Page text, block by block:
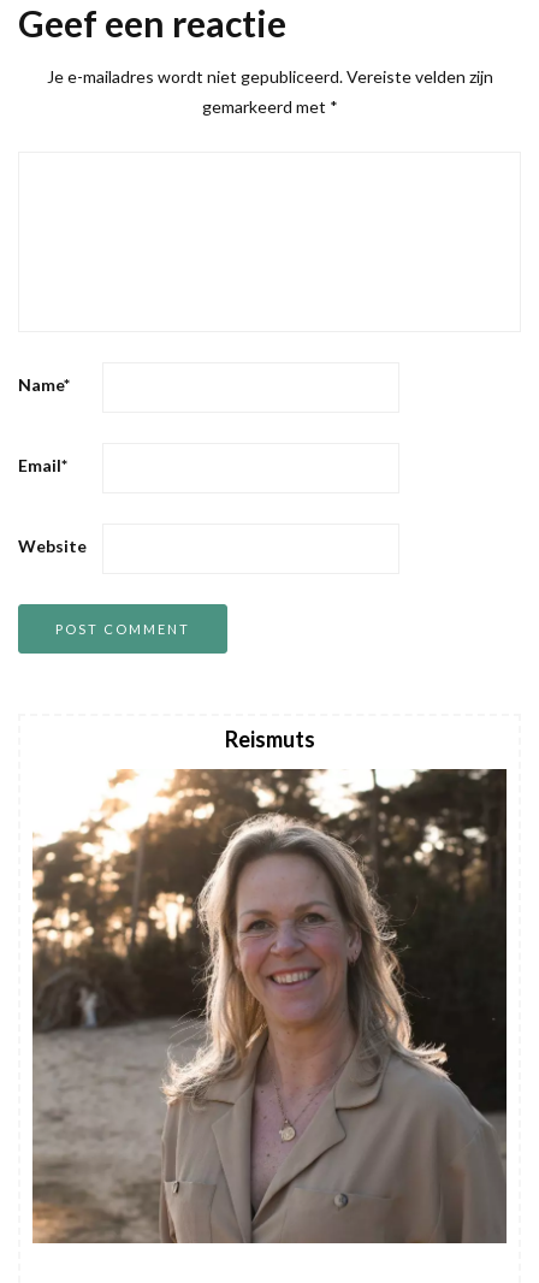
Geef een reactie
Je e-mailadres wordt niet gepubliceerd. Vereiste velden zijn
gemarkeerd met *
Name*
Email*
Website
Reismuts